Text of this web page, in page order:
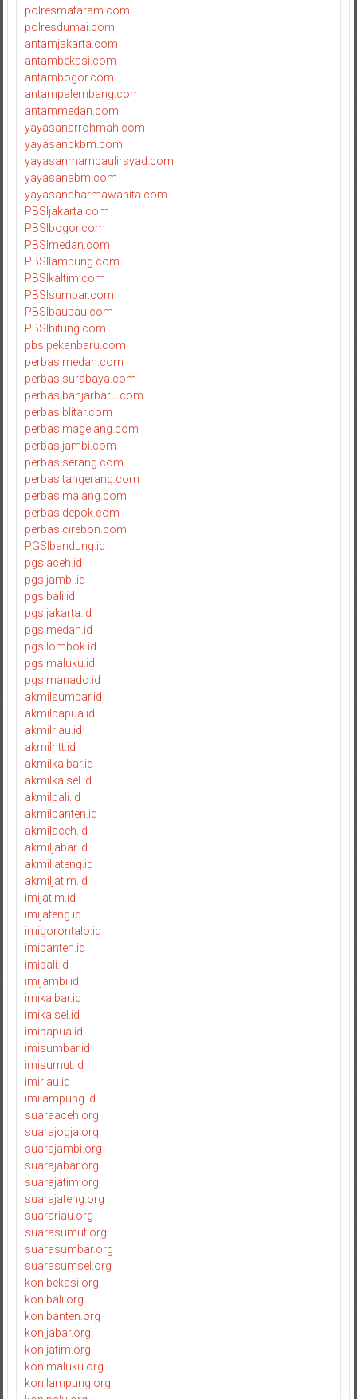
polresmataram.com
polresdumai.com
antamjakarta.com
antambekasi.com
antambogor.com
antampalembang.com
antammedan.com
yayasanarrohmah.com
yayasanpkbm.com
yayasanmambaulirsyad.com
yayasanabm.com
yayasandharmawanita.com
PBSIjakarta.com
PBSIbogor.com
PBSImedan.com
PBSIlampung.com
PBSIkaltim.com
PBSIsumbar.com
PBSIbaubau.com
PBSIbitung.com
pbsipekanbaru.com
perbasimedan.com
perbasisurabaya.com
perbasibanjarbaru.com
perbasiblitar.com
perbasimagelang.com
perbasijambi.com
perbasiserang.com
perbasitangerang.com
perbasimalang.com
perbasidepok.com
perbasicirebon.com
PGSIbandung.id
pgsiaceh.id
pgsijambi.id
pgsibali.id
pgsijakarta.id
pgsimedan.id
pgsilombok.id
pgsimaluku.id
pgsimanado.id
akmilsumbar.id
akmilpapua.id
akmilriau.id
akmilntt.id
akmilkalbar.id
akmilkalsel.id
akmilbali.id
akmilbanten.id
akmilaceh.id
akmiljabar.id
akmiljateng.id
akmiljatim.id
imijatim.id
imijateng.id
imigorontalo.id
imibanten.id
imibali.id
imijambi.id
imikalbar.id
imikalsel.id
imipapua.id
imisumbar.id
imisumut.id
imiriau.id
imilampung.id
suaraaceh.org
suarajogja.org
suarajambi.org
suarajabar.org
suarajatim.org
suarajateng.org
suarariau.org
suarasumut.org
suarasumbar.org
suarasumsel.org
konibekasi.org
konibali.org
konibanten.org
konijabar.org
konijatim.org
konimaluku.org
konilampung.org